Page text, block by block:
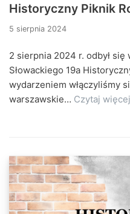
Historyczny Piknik
5 sierpnia 2024
2 sierpnia 2024 r. odbył
Słowackiego 19a
wydarzeniem włączyliśmy
warszawskie… Czytaj